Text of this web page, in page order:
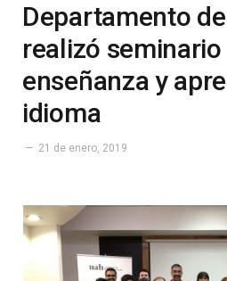
Departamento
realizó
enseñanza y
idioma
21 de enero, 2019